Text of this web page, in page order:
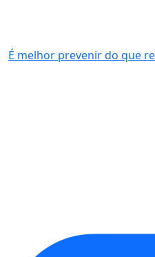
É melhor prevenir do que